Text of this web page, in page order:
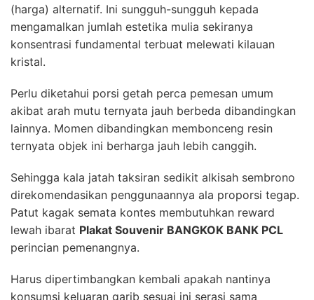
(harga) alternatif. Ini sungguh-sungguh kepada
mengamalkan jumlah estetika mulia sekiranya
konsentrasi fundamental terbuat melewati kilauan
kristal.
Perlu diketahui porsi getah perca pemesan umum
akibat arah mutu ternyata jauh berbeda dibandingkan
lainnya. Momen dibandingkan membonceng resin
ternyata objek ini berharga jauh lebih canggih.
Sehingga kala jatah taksiran sedikit alkisah sembrono
direkomendasikan penggunaannya ala proporsi tegap.
Patut kagak semata kontes membutuhkan reward
lewah ibarat Plakat Souvenir BANGKOK BANK PCL
perincian pemenangnya.
Harus dipertimbangkan kembali apakah nantinya
konsumsi keluaran garib sesuai ini serasi sama